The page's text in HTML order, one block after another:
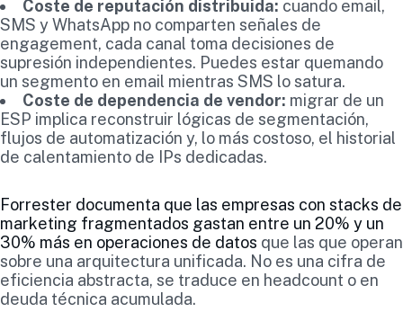
Coste de reputación distribuida: cuando email,
SMS y WhatsApp no comparten señales de
engagement, cada canal toma decisiones de
supresión independientes. Puedes estar quemando
un segmento en email mientras SMS lo satura.
Coste de dependencia de vendor: migrar de un
ESP implica reconstruir lógicas de segmentación,
flujos de automatización y, lo más costoso, el historial
de calentamiento de IPs dedicadas.
Forrester documenta que las empresas con stacks de
marketing fragmentados gastan entre un 20% y un
30% más en operaciones de datos que las que operan
sobre una arquitectura unificada. No es una cifra de
eficiencia abstracta, se traduce en headcount o en
deuda técnica acumulada.